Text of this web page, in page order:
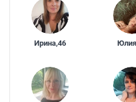
Ирина,46 Юлия